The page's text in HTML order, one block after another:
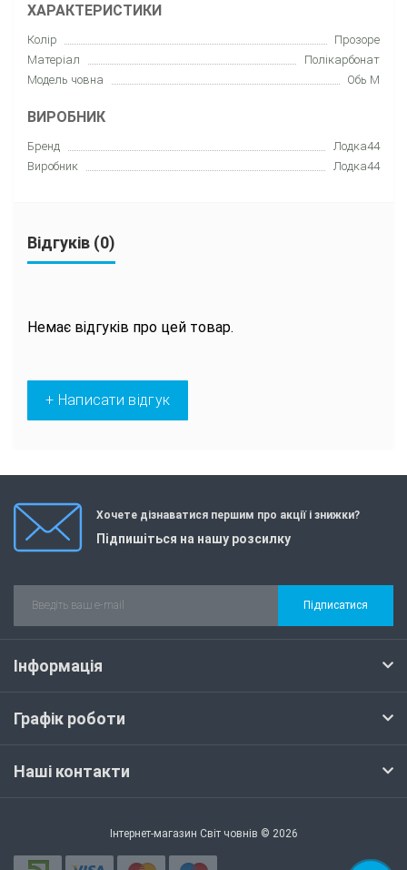
ХАРАКТЕРИСТИКИ
Колір
Прозоре
Матеріал
Полікарбонат
Модель човна
Обь М
ВИРОБНИК
Бренд
Лодка44
Виробник
Лодка44
Відгуків (0)
Немає відгуків про цей товар.
+ Написати відгук
Хочете дізнаватися першим про акції і знижки?
Підпишіться на нашу розсилку
Підписатися
Інформація
Графік роботи
Наші контакти
Інтернет-магазин Світ човнів © 2026